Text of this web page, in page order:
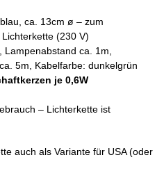
ca. 13cm ø – zum
(230 V)
ca. 1m,
5m, Kabelfarbe: dunkelgrün
je 0,6W
– Lichterkette ist
auch als Variante für USA (oder